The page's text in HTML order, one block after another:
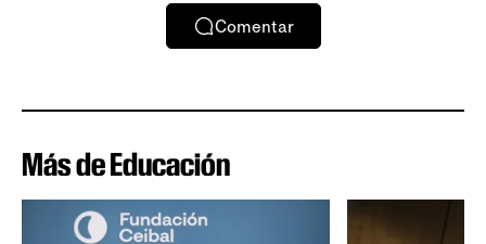
Comentar
Más de Educación